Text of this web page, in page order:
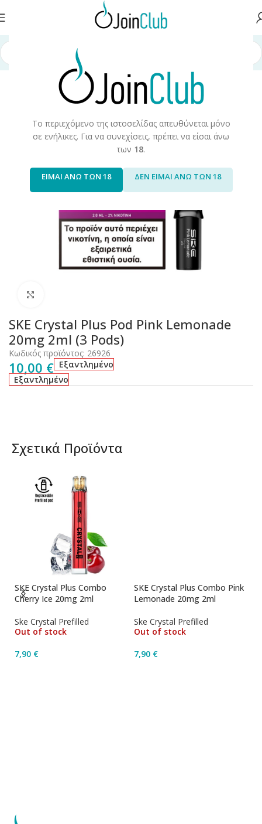
Το περιεχόμενο της ιστοσελίδας απευθύνεται μόνο
σε ενήλικες. Για να συνεχίσεις, πρέπει να είσαι άνω
των 18.
ΕΙΜΑΙ ΑΝΩ ΤΩΝ 18 ΔΕΝ ΕΙΜΑΙ ΑΝΩ ΤΩΝ 18
Ηλεκτρονικά μιας Χρήσης
SKE Crystal Plus Pod Pink Lemonade
20mg 2ml (3 Pods)
Κωδικός προϊόντος: 26926
10,00 € Εξαντλημένο
Εξαντλημένο
Σχετικά Προϊόντα
SKE Crystal Plus Combo
Cherry Ice 20mg 2ml
Ske Crystal Prefilled
Out of stock
7,90 €
SKE Crystal Plus Combo Pink
Lemonade 20mg 2ml
Ske Crystal Prefilled
Out of stock
7,90 €